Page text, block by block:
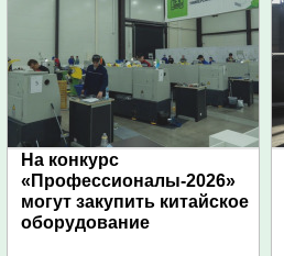
На конкурс
«Профессионалы-2026»
могут закупить китайское
оборудование